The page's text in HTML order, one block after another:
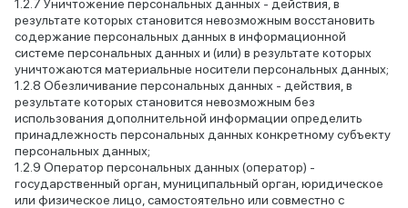
Уничтожение персональных данных - действия, в
результате которых становится невозможным восстановить
содержание персональных данных в информационной
системе персональных данных и (или) в результате которых
уничтожаются материальные носители персональных данных;
Обезличивание персональных данных - действия, в
результате которых становится невозможным без
использования дополнительной информации определить
принадлежность персональных данных конкретному субъекту
персональных данных;
Оператор персональных данных (оператор) -
государственный орган, муниципальный орган, юридическое
или физическое лицо, самостоятельно или совместно с